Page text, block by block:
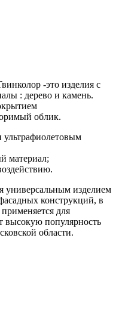
-это изделия с
: дерево и камень.
облик.
материал;
универсальным изделием
конструкций, в
для
популярность
области.